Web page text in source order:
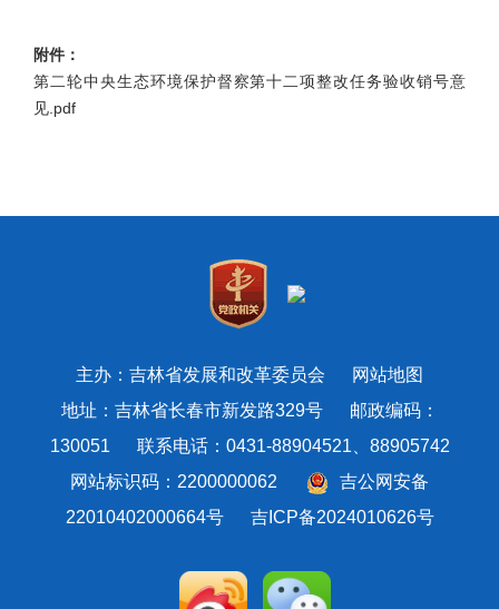
附件：
第二轮中央生态环境保护督察第十二项整改任务验收销号意
见.pdf
主办：吉林省发展和改革委员会
网站地图
地址：吉林省长春市新发路329号 邮政编码：
130051 联系电话：0431-88904521、88905742
网站标识码：2200000062
吉公网安备
22010402000664号
吉ICP备2024010626号